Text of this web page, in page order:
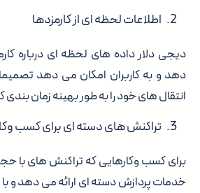
اطلاعات لحظه ای از کارمزدها
دیجی دلار داده های لحظه ای درباره
دهد و به کاربران امکان می دهد
انتقال های خود را به طور بهینه زمان بندی
تراکنش های دسته ای برای کسب
برای کسب وکارهایی که تراکنش های با
خدمات پردازش دسته ای ارائه می دهد و با